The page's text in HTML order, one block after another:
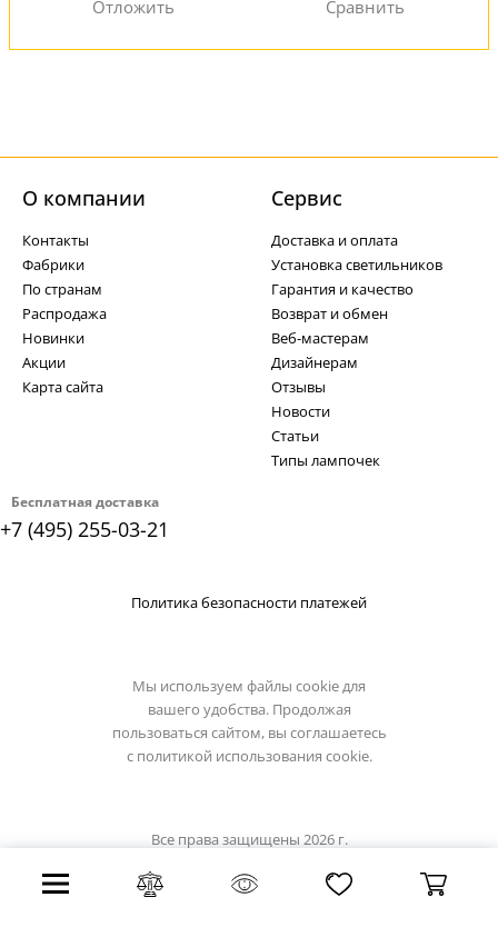
Бесплатная доставка
+7 (495) 255-03-21
О компании
Контакты
Фабрики
По странам
Распродажа
Новинки
Акции
Карта сайта
Cервис
Доставка и оплата
Установка светильников
Гарантия и качество
Возврат и обмен
Веб-мастерам
Дизайнерам
Отзывы
Новости
Статьи
Типы лампочек
Политика безопасности платежей
Мы используем файлы cookie для
вашего удобства. Продолжая
пользоваться сайтом, вы соглашаетесь
с политикой использования cookie.
Все права защищены 2026 г.